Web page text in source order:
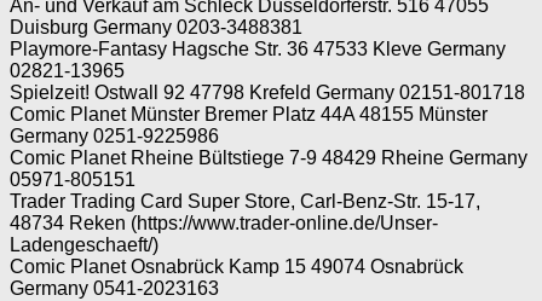
An- und Verkauf am Schleck Düsseldorferstr. 516 47055
Duisburg Germany 0203-3488381
Playmore-Fantasy Hagsche Str. 36 47533 Kleve Germany
02821-13965
Spielzeit! Ostwall 92 47798 Krefeld Germany 02151-801718
Comic Planet Münster Bremer Platz 44A 48155 Münster
Germany 0251-9225986
Comic Planet Rheine Bültstiege 7-9 48429 Rheine Germany
05971-805151
Trader Trading Card Super Store, Carl-Benz-Str. 15-17,
48734 Reken (https://www.trader-online.de/Unser-
Ladengeschaeft/)
Comic Planet Osnabrück Kamp 15 49074 Osnabrück
Germany 0541-2023163